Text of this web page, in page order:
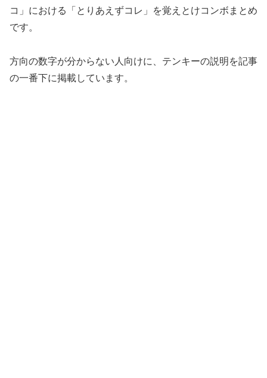
コ」における「とりあえずコレ」を覚えとけコンボまとめ
です。
方向の数字が分からない人向けに、テンキーの説明を記事
の一番下に掲載しています。